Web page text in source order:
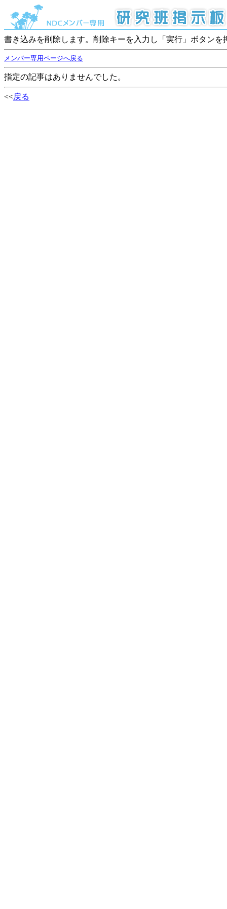
書き込みを削除します。削除キーを入力し「実行」ボタンを
メンバー専用ページへ戻る
指定の記事はありませんでした。
<<戻る